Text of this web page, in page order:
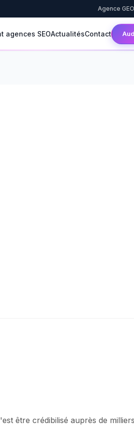
Agence
agences SEOActualitésContact
être crédibilisé auprès de